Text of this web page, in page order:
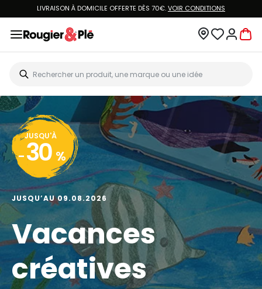
LIVRAISON À DOMICILE OFFERTE DÈS 70€.VOIR CONDITIONS
JUSQU'À
- 30 %
JUSQU’AU 09.08.2026
Vacances
créatives